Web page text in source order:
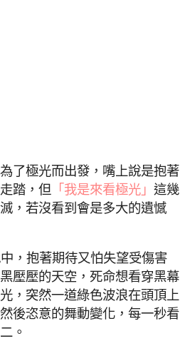
了極光而出發，嘴上說是抱著
踏，但 「我是來看極光」 這幾
，若沒看到會是多大的遺憾
，抱著期待又怕失望受傷害
壓壓的天空，死命想看穿黑幕
，突然一道綠色波浪在頭頂上
後恣意的舞動變化，每一秒看
。